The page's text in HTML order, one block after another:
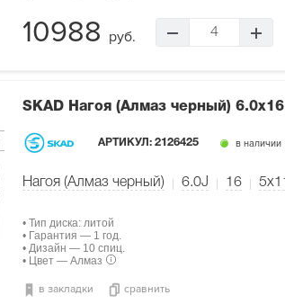
10988 руб. 4
SKAD Нагоя (Алмаз черный)
АРТИКУЛ:2126425 в наличии
Нагоя (Алмаз черный) 6.0J 16
• Тип диска: литой
• Гарантия — 1 год.
• Дизайн — 10 спиц.
• Цвет — Алмаз
в закладки сравнить